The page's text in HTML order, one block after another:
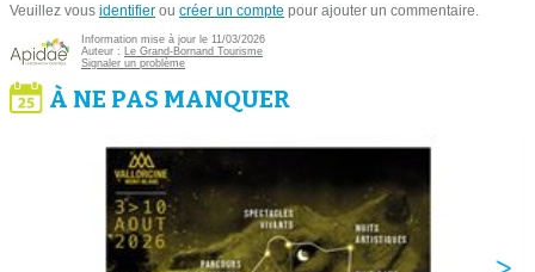
Veuillez vous identifier ou créer un compte pour ajouter un commentaire.
Information mise à jour le 11/03/2026
Auteur :
Le Grand-Bornand Tourisme
Signaler un problème
À NE PAS MANQUER